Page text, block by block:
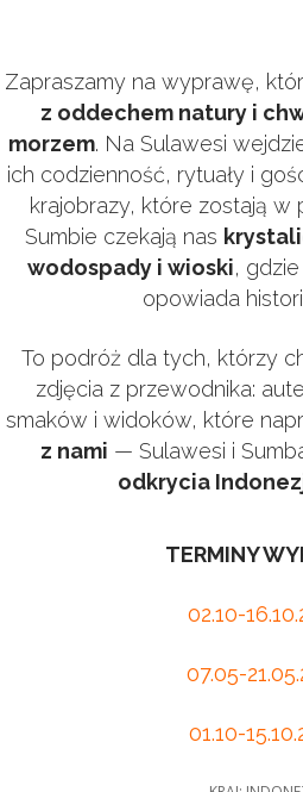
Zapraszamy na wyprawę,
z oddechem natury i
morzem. Na Sulawesi
ich codzienność, rytuały i
krajobrazy, które zostają w
Sumbie czekają nas
wodospady i wioski,
opowiada
To podróż dla tych, którzy
zdjęcia z przewodnika:
smaków i widoków, które
z nami — Sulawesi i
odkrycia
TERMINY
02.10-
07.05-
01.10-